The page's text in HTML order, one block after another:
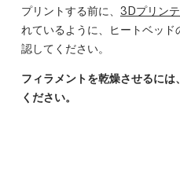
プリントする前に、 3Dプリン
れているように、ヒートベッ
認してください。
フィラメントを乾燥させるには、
ください。